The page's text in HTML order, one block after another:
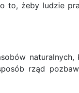
to, żeby ludzie
rząd